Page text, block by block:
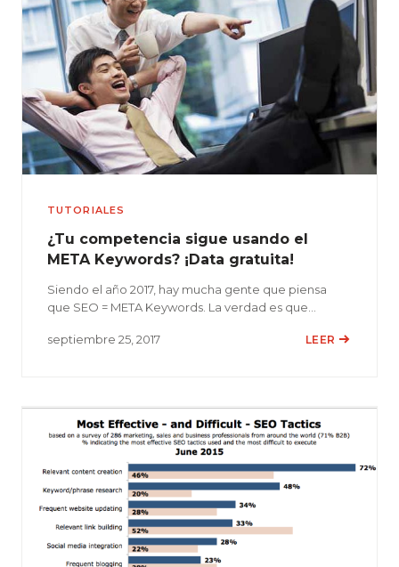
TUTORIALES
¿Tu competencia sigue usando el
META Keywords? ¡Data gratuita!
Siendo el año 2017, hay mucha gente que piensa
que SEO = META Keywords. La verdad es que…
septiembre 25, 2017 LEER